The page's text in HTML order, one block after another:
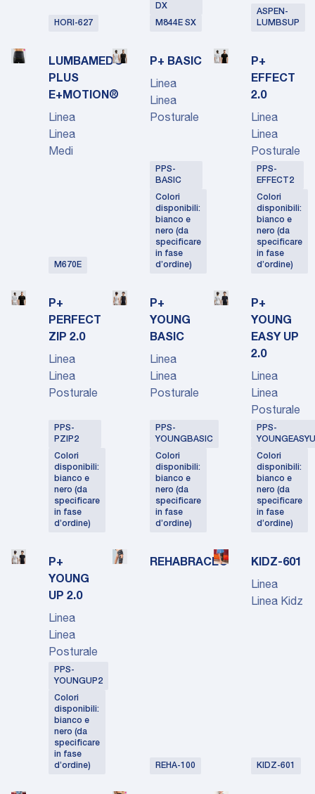
HORI-627
DX
M844E SX
ASPEN-
LUMBSUP
LUMBAMED®
PLUS
E+MOTION®
Linea
Linea
Medi
M670E
P+ BASIC
Linea
Linea
Posturale
PPS-
BASIC
Colori
disponibili:
bianco e
nero (da
specificare
in fase
d’ordine)
P+
EFFECT
2.0
Linea
Linea
Posturale
PPS-
EFFECT2
Colori
disponibili:
bianco e
nero (da
specificare
in fase
d’ordine)
P+
PERFECT
ZIP 2.0
Linea
Linea
Posturale
PPS-
PZIP2
Colori
disponibili:
bianco e
nero (da
specificare
in fase
d’ordine)
P+
YOUNG
BASIC
Linea
Linea
Posturale
PPS-
YOUNGBASIC
Colori
disponibili:
bianco e
nero (da
specificare
in fase
d’ordine)
P+
YOUNG
EASY UP
2.0
Linea
Linea
Posturale
PPS-
Colori
disponibili:
bianco e
nero (da
specificare
in fase
d’ordine)
P+
YOUNG
UP 2.0
Linea
Linea
Posturale
PPS-
YOUNGUP2
Colori
disponibili:
bianco e
nero (da
specificare
in fase
d’ordine)
REHABRACE®
REHA-100
KIDZ-601
Linea
Linea Kidz
KIDZ-601